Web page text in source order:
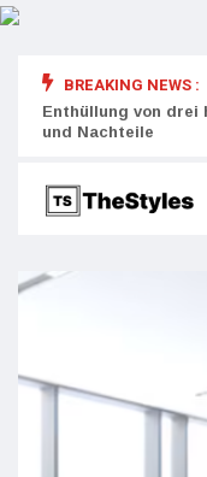
BREAKING NEWS :
Enthüllung von drei
und Nachteile